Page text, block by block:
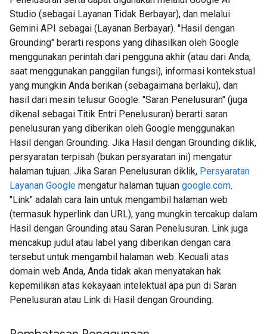
Studio (sebagai Layanan Tidak Berbayar), dan melalui
Gemini API sebagai (Layanan Berbayar). "Hasil dengan
Grounding" berarti respons yang dihasilkan oleh Google
menggunakan perintah dari pengguna akhir (atau dari Anda,
saat menggunakan panggilan fungsi), informasi kontekstual
yang mungkin Anda berikan (sebagaimana berlaku), dan
hasil dari mesin telusur Google. "Saran Penelusuran" (juga
dikenal sebagai Titik Entri Penelusuran) berarti saran
penelusuran yang diberikan oleh Google menggunakan
Hasil dengan Grounding. Jika Hasil dengan Grounding diklik,
persyaratan terpisah (bukan persyaratan ini) mengatur
halaman tujuan. Jika Saran Penelusuran diklik, Persyaratan
Layanan Google mengatur halaman tujuan google.com.
"Link" adalah cara lain untuk mengambil halaman web
(termasuk hyperlink dan URL), yang mungkin tercakup dalam
Hasil dengan Grounding atau Saran Penelusuran. Link juga
mencakup judul atau label yang diberikan dengan cara
tersebut untuk mengambil halaman web. Kecuali atas
domain web Anda, Anda tidak akan menyatakan hak
kepemilikan atas kekayaan intelektual apa pun di Saran
Penelusuran atau Link di Hasil dengan Grounding.